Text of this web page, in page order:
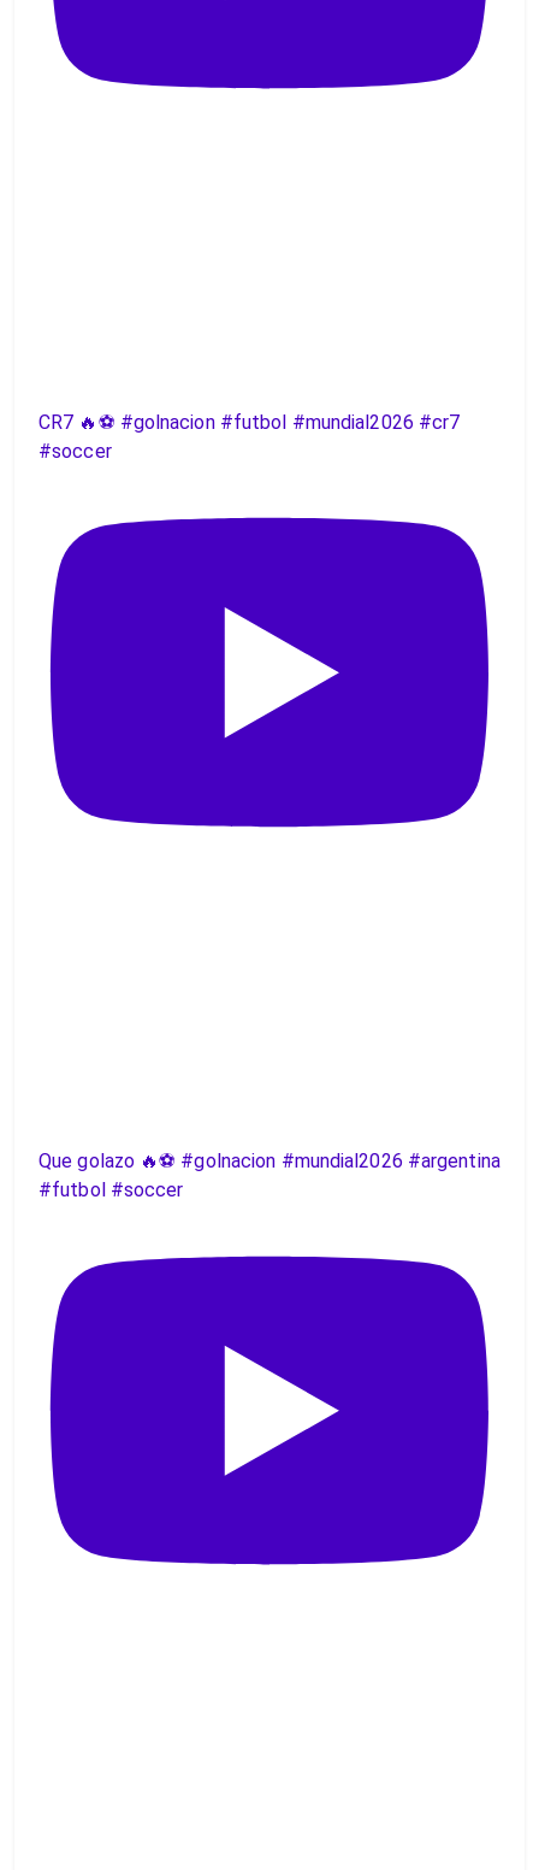
CR7 🔥⚽️ #golnacion #futbol #mundial2026 #cr7
#soccer
Que golazo 🔥⚽️ #golnacion #mundial2026 #argentina
#futbol #soccer